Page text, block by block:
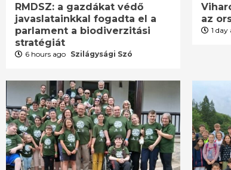
RMDSZ: a gazdákat védő
javaslatainkkal fogadta el a
parlament a biodiverzitási
stratégiát
6 hours ago Szilágysági Szó
az
1 day